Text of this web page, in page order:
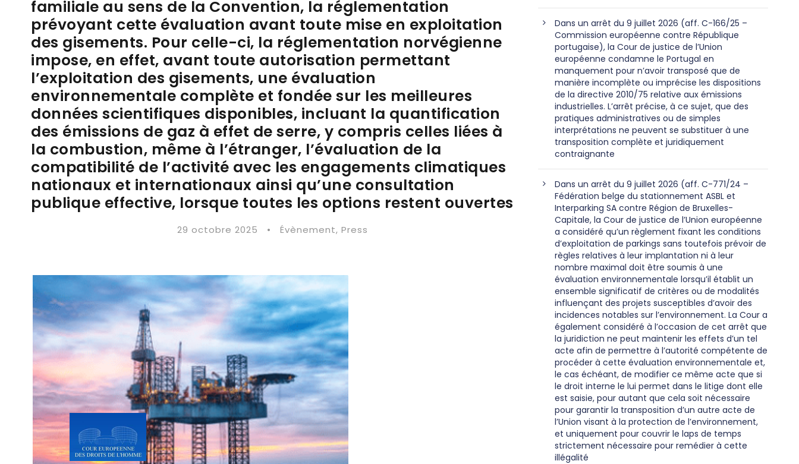
familiale au sens de la Convention, la réglementation
prévoyant cette évaluation avant toute mise en exploitation
des gisements. Pour celle-ci, la réglementation norvégienne
impose, en effet, avant toute autorisation permettant
l’exploitation des gisements, une évaluation
environnementale complète et fondée sur les meilleures
données scientifiques disponibles, incluant la quantification
des émissions de gaz à effet de serre, y compris celles liées à
la combustion, même à l’étranger, l’évaluation de la
compatibilité de l’activité avec les engagements climatiques
nationaux et internationaux ainsi qu’une consultation
publique effective, lorsque toutes les options restent ouvertes
29 octobre 2025 • Évènement, Press
Dans un arrêt du 9 juillet 2026 (aff. C-166/25 –
Commission européenne contre République
portugaise), la Cour de justice de l’Union
européenne condamne le Portugal en
manquement pour n’avoir transposé que de
manière incomplète ou imprécise les dispositions
de la directive 2010/75 relative aux émissions
industrielles. L’arrêt précise, à ce sujet, que des
pratiques administratives ou de simples
interprétations ne peuvent se substituer à une
transposition complète et juridiquement
contraignante
Dans un arrêt du 9 juillet 2026 (aff. C-771/24 –
Fédération belge du stationnement ASBL et
Interparking SA contre Région de Bruxelles-
Capitale, la Cour de justice de l’Union européenne
a considéré qu’un règlement fixant les conditions
d’exploitation de parkings sans toutefois prévoir de
règles relatives à leur implantation ni à leur
nombre maximal doit être soumis à une
évaluation environnementale lorsqu’il établit un
ensemble significatif de critères ou de modalités
influençant des projets susceptibles d’avoir des
incidences notables sur l’environnement. La Cour a
également considéré à l’occasion de cet arrêt que
la juridiction ne peut maintenir les effets d’un tel
acte afin de permettre à l’autorité compétente de
procéder à cette évaluation environnementale et,
le cas échéant, de modifier ce même acte que si
le droit interne le lui permet dans le litige dont elle
est saisie, pour autant que cela soit nécessaire
pour garantir la transposition d’un autre acte de
l’Union visant à la protection de l’environnement,
et uniquement pour couvrir le laps de temps
strictement nécessaire pour remédier à cette
illégalité